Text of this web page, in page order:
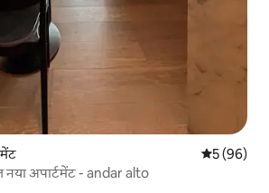
औसत रेटिंग
5 (96)
नया अपार्टमेंट - andar alto